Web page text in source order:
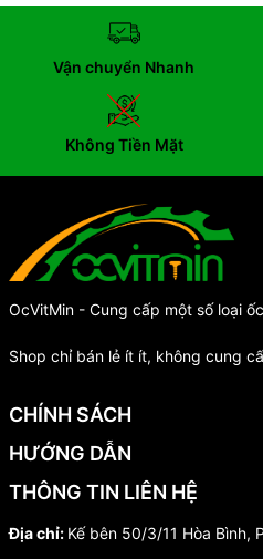
Vận chuyển Nhanh
Không Tiền Mặt
OcVitMin - Cung cấp một số loại
Shop chỉ bán lẻ ít ít, không cung
CHÍNH SÁCH
HƯỚNG DẪN
THÔNG TIN LIÊN HỆ
Địa chỉ: Kế bên 50/3/11 Hòa Bình,